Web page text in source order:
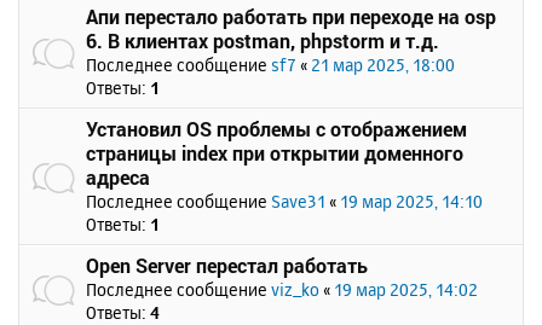
Апи перестало работать при переходе на osp
6. В клиентах postman, phpstorm и т.д.
Последнее сообщение sf7 « 21 мар 2025, 18:00
Ответы: 1
Установил OS проблемы с отображением
страницы index при открытии доменного
адреса
Последнее сообщение Save31 « 19 мар 2025, 14:10
Ответы: 1
Open Server перестал работать
Последнее сообщение viz_ko « 19 мар 2025, 14:02
Ответы: 4